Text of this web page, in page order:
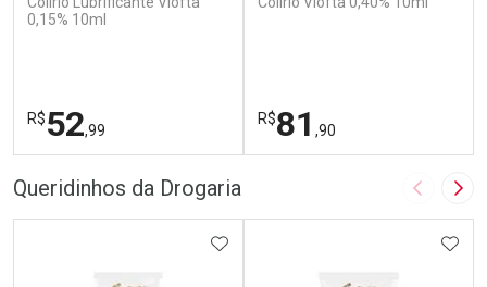
0,15% 10ml
R$52,99
R$81 ,90
Queridinhos da Drogaria Imagem
ADICIONAR AOS FAVORITOS